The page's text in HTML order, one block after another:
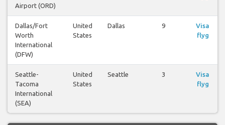
Airport (ORD)
Dallas/Fort
Worth
International
(DFW)
United
States
Dallas 9
Visa
flyg
Seattle-
Tacoma
International
(SEA)
United
States
Seattle 3
Visa
flyg